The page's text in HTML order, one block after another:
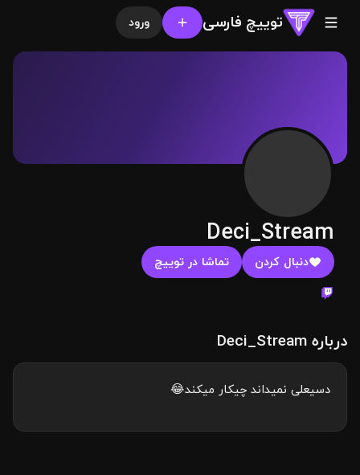
توییچ فارسی ورود
Deci_Stream
دنبال کردن تماشا در توییچ
درباره Deci_Stream
دسیعلی نمیداند چیکار میکند😂